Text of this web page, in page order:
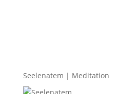
Seelenatem | Meditation